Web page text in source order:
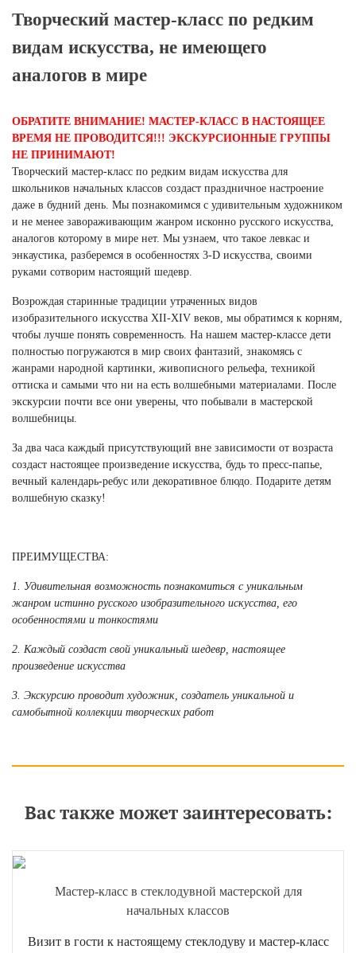
Творческий мастер-класс по редким
видам искусства, не имеющего
аналогов в мире
ОБРАТИТЕ ВНИМАНИЕ! МАСТЕР-КЛАСС В НАСТОЯЩЕЕ
ВРЕМЯ НЕ ПРОВОДИТСЯ!!! ЭКСКУРСИОННЫЕ ГРУППЫ
НЕ ПРИНИМАЮТ!
Творческий мастер-класс по редким видам искусства для
школьников начальных классов создаст праздничное настроение
даже в будний день. Мы познакомимся с удивительным художником
и не менее завораживающим жанром исконно русского искусства,
аналогов которому в мире нет. Мы узнаем, что такое левкас и
энкаустика, разберемся в особенностях 3-D искусства, своими
руками сотворим настоящий шедевр.
Возрождая старинные традиции утраченных видов
изобразительного искусства XII-XIV веков, мы обратимся к корням,
чтобы лучше понять современность. На нашем мастер-классе дети
полностью погружаются в мир своих фантазий, знакомясь с
жанрами народной картинки, живописного рельефа, техникой
оттиска и самыми что ни на есть волшебными материалами. После
экскурсии почти все они уверены, что побывали в мастерской
волшебницы.
За два часа каждый присутствующий вне зависимости от возраста
создаст настоящее произведение искусства, будь то пресс-папье,
вечный календарь-ребус или декоративное блюдо. Подарите детям
волшебную сказку!
ПРЕИМУЩЕСТВА:
1. Удивительная возможность познакомиться с уникальным
жанром истинно русского изобразительного искусства, его
особенностями и тонкостями
2. Каждый создаст свой уникальный шедевр, настоящее
произведение искусства
3. Экскурсию проводит художник, создатель уникальной и
самобытной коллекции творческих работ
Вас также может заинтересовать:
Мастер-класс в стеклодувной мастерской для
начальных классов
Визит в гости к настоящему стеклодуву и мастер-класс